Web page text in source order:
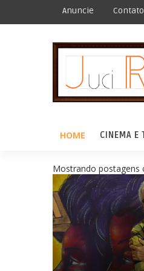
Anuncie Contato
HOME CINEMA E
Mostrando postagens